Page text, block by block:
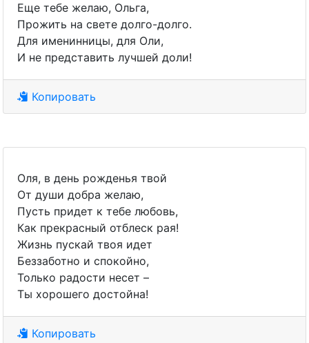
Еще тебе желаю, Ольга,
Прожить на свете долго-долго.
Для именинницы, для Оли,
И не представить лучшей доли!
Копировать
Оля, в день рожденья твой
От души добра желаю,
Пусть придет к тебе любовь,
Как прекрасный отблеск рая!
Жизнь пускай твоя идет
Беззаботно и спокойно,
Только радости несет –
Ты хорошего достойна!
Копировать